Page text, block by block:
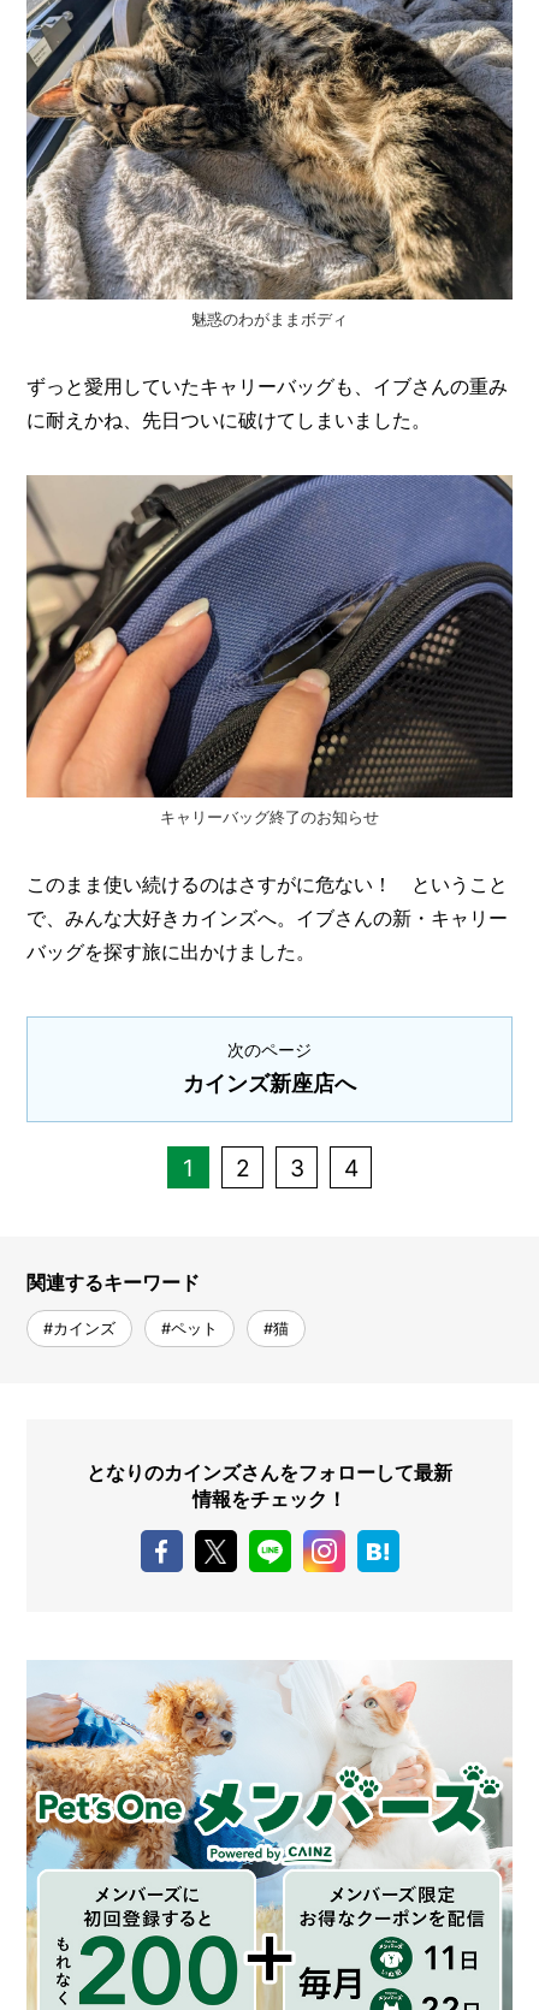
魅惑のわがままボディ
ずっと愛用していたキャリーバッグも、イブさんの重み
に耐えかね、先日ついに破けてしまいました。
キャリーバッグ終了のお知らせ
このまま使い続けるのはさすがに危ない！ ということ
で、みんな大好きカインズへ。イブさんの新・キャリー
バッグを探す旅に出かけました。
次のページ
カインズ新座店へ
1 2 3 4
関連するキーワード
#カインズ #ペット #猫
となりのカインズさんをフォローして最新
情報をチェック！